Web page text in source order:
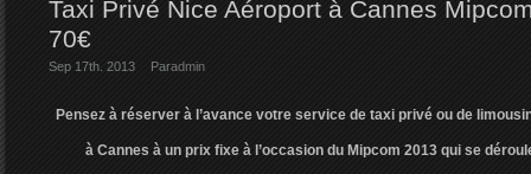
Taxi Privé Nice Aéroport à Cannes
70€
Sep 17th. 2013 Paradmin
Pensez à réserver à l’avance votre service de taxi privé ou de
à Cannes à un prix fixe à l’occasion du Mipcom 2013 qui se